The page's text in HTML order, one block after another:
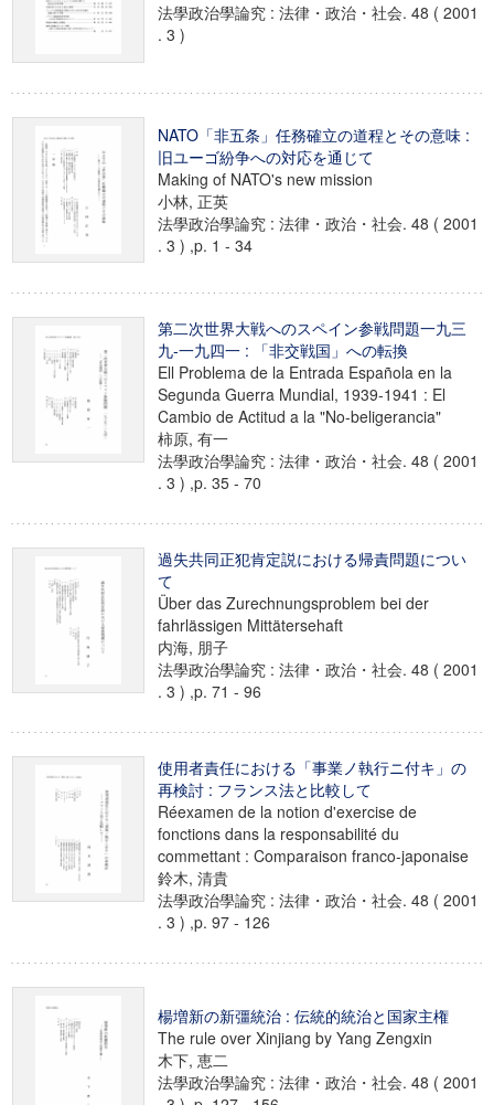
法學政治學論究 : 法律・政治・社会. 48 ( 2001
. 3 )
NATO「非五条」任務確立の道程とその意味 :
旧ユーゴ紛争への対応を通じて
Making of NATO's new mission
小林, 正英
法學政治學論究 : 法律・政治・社会. 48 ( 2001
. 3 ) ,p. 1 - 34
第二次世界大戦へのスペイン参戦問題一九三
九-一九四一 : 「非交戦国」への転換
Ell Problema de la Entrada Española en la
Segunda Guerra Mundial, 1939-1941 : El
Cambio de Actitud a la "No-beligerancia"
柿原, 有一
法學政治學論究 : 法律・政治・社会. 48 ( 2001
. 3 ) ,p. 35 - 70
過失共同正犯肯定説における帰責問題につい
て
Über das Zurechnungsproblem bei der
fahrlässigen Mittätersehaft
内海, 朋子
法學政治學論究 : 法律・政治・社会. 48 ( 2001
. 3 ) ,p. 71 - 96
使用者責任における「事業ノ執行ニ付キ」の
再検討 : フランス法と比較して
Réexamen de la notion d'exercise de
fonctions dans la responsabilité du
commettant : Comparaison franco-japonaise
鈴木, 清貴
法學政治學論究 : 法律・政治・社会. 48 ( 2001
. 3 ) ,p. 97 - 126
楊増新の新彊統治 : 伝統的統治と国家主権
The rule over Xinjiang by Yang Zengxin
木下, 恵二
法學政治學論究 : 法律・政治・社会. 48 ( 2001